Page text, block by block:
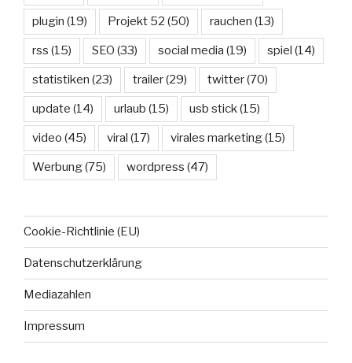
plugin (19) Projekt 52 (50) rauchen (13)
rss (15) SEO (33) social media (19) spiel (14)
statistiken (23) trailer(29) twitter(70)
update (14) urlaub (15) usb stick (15)
video (45) viral (17) virales marketing(15)
Werbung(75) wordpress (47)
Cookie-Richtlinie (EU)
Datenschutzerklärung
Mediazahlen
Impressum